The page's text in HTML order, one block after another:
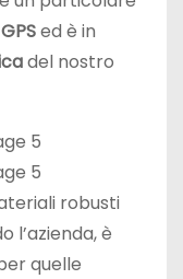
ed è in
del nostro
robusti
l’azienda, è
quelle